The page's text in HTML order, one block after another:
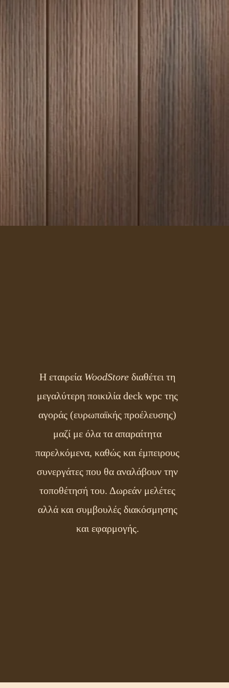
Η εταιρεία WoodStoreδιαθέτει τη
μεγαλύτερη ποικιλία deck wpc της
αγοράς (ευρωπαϊκής προέλευσης)
μαζί με όλα τα απαραίτητα
παρελκόμενα, καθώς και έμπειρους
συνεργάτες που θα αναλάβουν την
τοποθέτησή του. Δωρεάν μελέτες
αλλά και συμβουλές διακόσμησης
και εφαρμογής.